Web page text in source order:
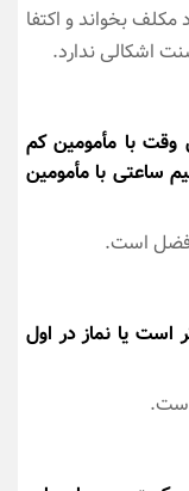
بخواند و اکتفا
اشکالی ندارد.
وقت با مأمومین کم
ساعتی با مأمومین
است.
یا نماز در اول